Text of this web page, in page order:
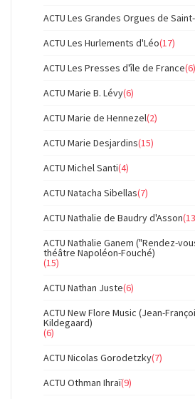
ACTU Les Grandes Orgues de
ACTU Les Hurlements d'Léo(17)
ACTU Les Presses d'île de France(6)
ACTU Marie B. Lévy(6)
ACTU Marie de Hennezel(2)
ACTU Marie Desjardins(15)
ACTU Michel Santi(4)
ACTU Natacha Sibellas(7)
ACTU Nathalie de Baudry d'Asson
ACTU Nathalie Ganem ("Rendez-
théâtre Napoléon-Fouché)
(15)
ACTU Nathan Juste(6)
ACTU New Flore Music (Jean-
Kildegaard)
(6)
ACTU Nicolas Gorodetzky(7)
ACTU Othman Ihraï(9)